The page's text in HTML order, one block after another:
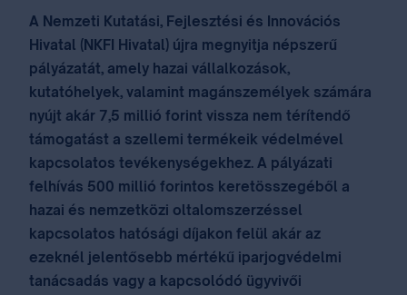
A Nemzeti Kutatási, Fejlesztési és Innovációs
Hivatal (NKFI Hivatal) újra megnyitja népszerű
pályázatát, amely hazai vállalkozások,
kutatóhelyek, valamint magánszemélyek számára
nyújt akár 7,5 millió forint vissza nem térítendő
támogatást a szellemi termékeik védelmével
kapcsolatos tevékenységekhez. A pályázati
felhívás 500 millió forintos keretösszegéből a
hazai és nemzetközi oltalomszerzéssel
kapcsolatos hatósági díjakon felül akár az
ezeknél jelentősebb mértékű iparjogvédelmi
tanácsadás vagy a kapcsolódó ügyvivői